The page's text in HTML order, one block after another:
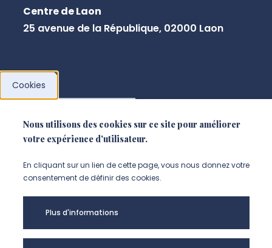
Centre de Laon
25 avenue de la République, 02000 Laon
Cookies
Nous utilisons des cookies sur ce site pour améliorer
votre expérience d'utilisateur.
En cliquant sur un lien de cette page, vous nous donnez votre
consentement de définir des cookies.
Plus d'informations